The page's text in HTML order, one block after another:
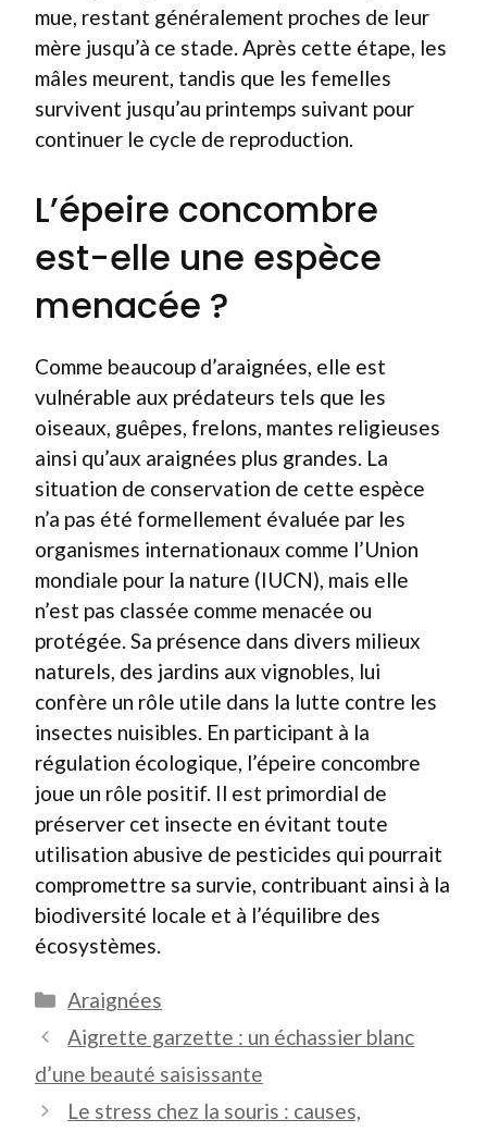
mue, restant généralement proches de leur
mère jusqu’à ce stade. Après cette étape, les
mâles meurent, tandis que les femelles
survivent jusqu’au printemps suivant pour
continuer le cycle de reproduction.
L’épeire concombre
est-elle une espèce
menacée ?
Comme beaucoup d’araignées, elle est
vulnérable aux prédateurs tels que les
oiseaux, guêpes, frelons, mantes religieuses
ainsi qu’aux araignées plus grandes. La
situation de conservation de cette espèce
n’a pas été formellement évaluée par les
organismes internationaux comme l’Union
mondiale pour la nature (IUCN), mais elle
n’est pas classée comme menacée ou
protégée. Sa présence dans divers milieux
naturels, des jardins aux vignobles, lui
confère un rôle utile dans la lutte contre les
insectes nuisibles. En participant à la
régulation écologique, l’épeire concombre
joue un rôle positif. Il est primordial de
préserver cet insecte en évitant toute
utilisation abusive de pesticides qui pourrait
compromettre sa survie, contribuant ainsi à la
biodiversité locale et à l’équilibre des
écosystèmes.
Catégories
Araignées
Aigrette garzette : un échassier blanc
d’une beauté saisissante
Le stress chez la souris : causes,